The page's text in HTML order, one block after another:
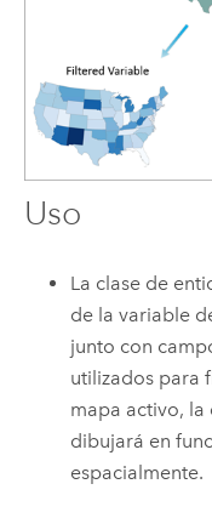
Uso
La clase de
de la variable
junto con
utilizados para
mapa activo, la
dibujará en
espacialmente.